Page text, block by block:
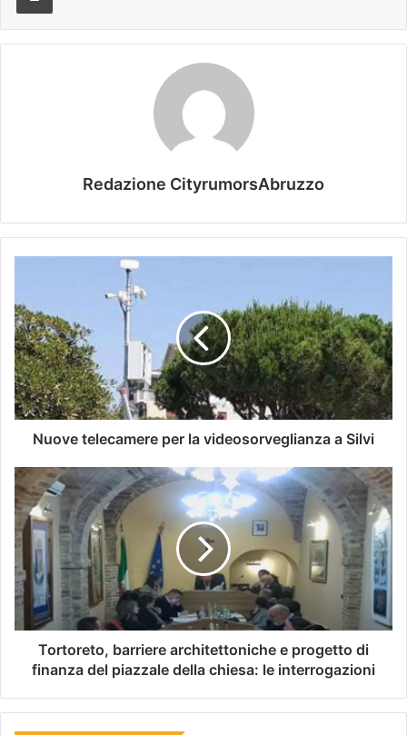
Redazione CityrumorsAbruzzo
Nuove telecamere per la videosorveglianza a Silvi
Tortoreto, barriere architettoniche e progetto di
finanza del piazzale della chiesa: le interrogazioni